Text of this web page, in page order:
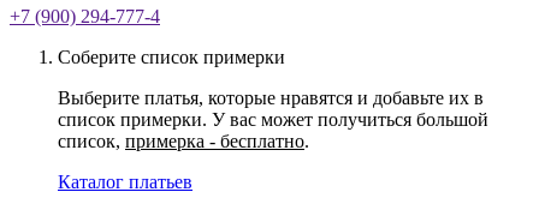
+7 (900) 294-777-4
Соберите список примерки
Выберите платья, которые нравятся и добавьте их в
список примерки. У вас может получиться большой
список, примерка - бесплатно.
Каталог платьев